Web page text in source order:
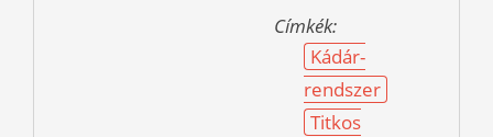
Címkék:
Kádár-
rendszer
Titkos